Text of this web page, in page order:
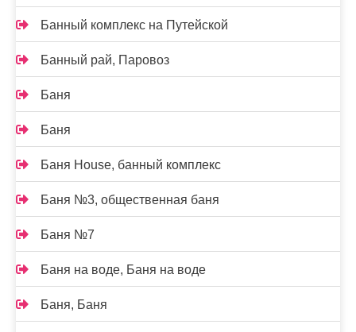
Банный комплекс на Путейской
Банный рай, Паровоз
Баня
Баня
Баня House, банный комплекс
Баня №3, общественная баня
Баня №7
Баня на воде, Баня на воде
Баня, Баня